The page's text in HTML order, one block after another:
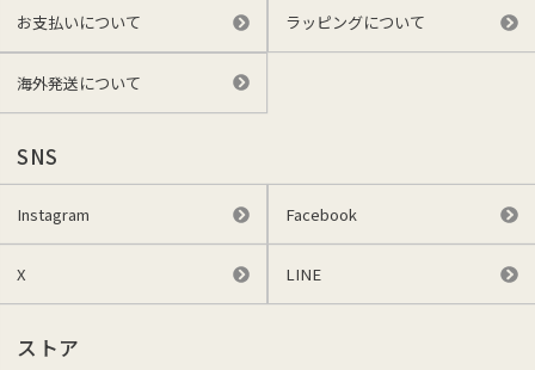
お支払いについて ラッピングについて
海外発送について
SNS
Instagram Facebook
X LINE
ストア